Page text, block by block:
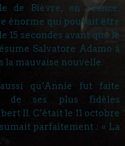
de Bièvre, en France.
énorme qui pouvait être
15 secondes avant que le
Salvatore Adamo à
la mauvaise nouvelle.
qu’Annie fut faite
de ses plus fidèles
II. C’était le 11 octobre
parfaitement : « La